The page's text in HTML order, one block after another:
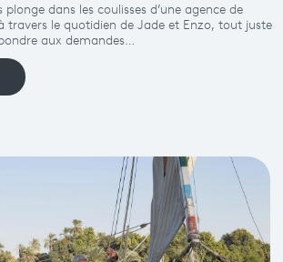
dans les coulisses d’une agence de
travers le quotidien de Jade et Enzo, tout juste
aux demandes…